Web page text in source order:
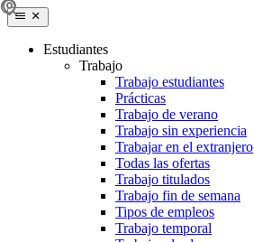
Estudiantes
Trabajo
Trabajo estudiantes
Prácticas
Trabajo de verano
Trabajo sin experiencia
Trabajar en el extranjero
Todas las ofertas
Trabajo titulados
Trabajo fin de semana
Tipos de empleos
Trabajo temporal